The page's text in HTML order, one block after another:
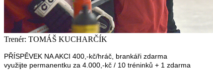
Trenér: TOMÁŠ KUCHARČÍK
PŘÍSPĚVEK NA AKCI 400,-kč/hráč, brankáři zdarma
využijte permanentku za 4.000,-kč / 10 tréninků + 1 zdarma